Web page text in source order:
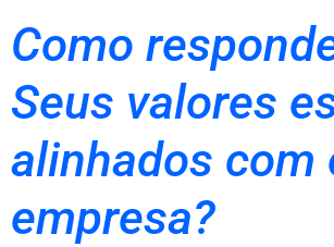
Como
Seus valores
alinhados com
empresa?